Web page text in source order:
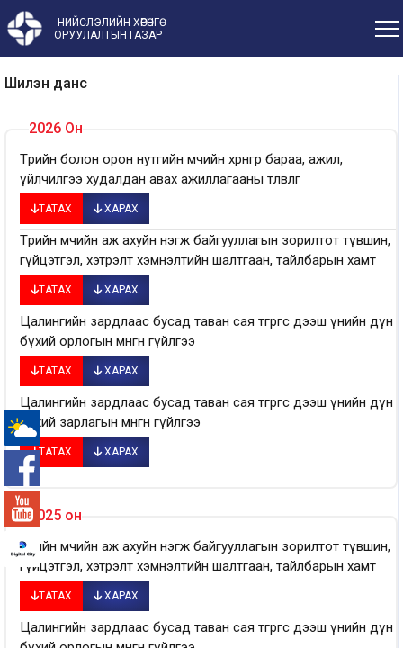
НИЙСЛЭЛИЙН ХӨРӨНГӨ
ОРУУЛАЛТЫН ГАЗАР
Шилэн данс
2026 Он
Төрийн болон орон нутгийн өмчийн хөрөнгөөр бараа, ажил,
үйлчилгээ худалдан авах ажиллагааны төлөвлөгөө
ТАТАХ ХАРАХ
Төрийн өмчийн аж ахуйн нэгж байгууллагын зорилтот түвшин,
гүйцэтгэл, хэтрэлт хэмнэлтийн шалтгаан, тайлбарын хамт
ТАТАХ ХАРАХ
Цалингийн зардлаас бусад таван сая төгрөгөөс дээш үнийн дүн
бүхий орлогын мөнгөн гүйлгээ
ТАТАХ ХАРАХ
Цалингийн зардлаас бусад таван сая төгрөгөөс дээш үнийн дүн
бүхий зарлагын мөнгөн гүйлгээ
ТАТАХ ХАРАХ
2025 он
Төрийн өмчийн аж ахуйн нэгж байгууллагын зорилтот түвшин,
гүйцэтгэл, хэтрэлт хэмнэлтийн шалтгаан, тайлбарын хамт
ТАТАХ ХАРАХ
Цалингийн зардлаас бусад таван сая төгрөгөөс дээш үнийн дүн